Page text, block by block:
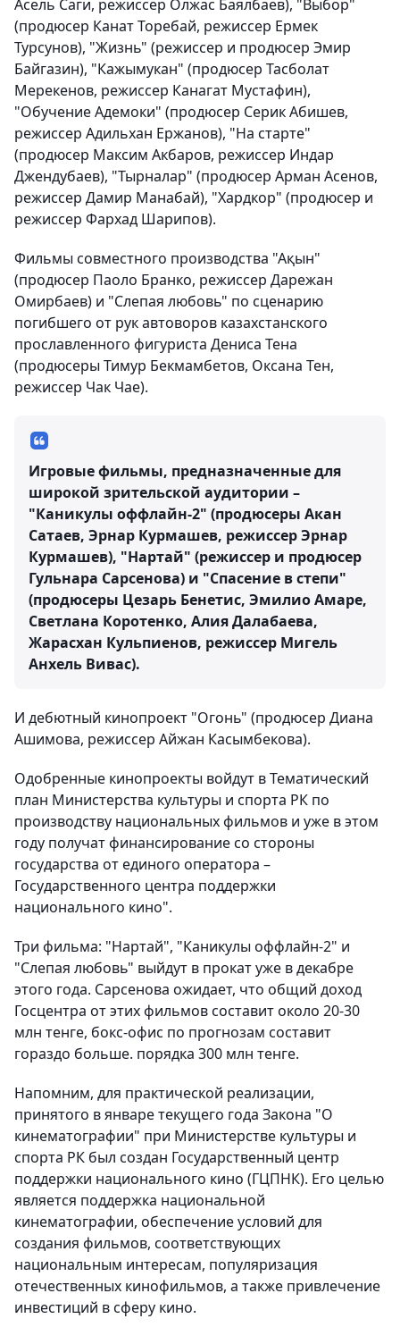
Асель Саги, режиссер Олжас Баялбаев), "Выбор"
(продюсер Канат Торебай, режиссер Ермек
Турсунов), "Жизнь" (режиссер и продюсер Эмир
Байгазин), "Кажымукан" (продюсер Тасболат
Мерекенов, режиссер Канагат Мустафин),
"Обучение Адемоки" (продюсер Серик Абишев,
режиссер Адильхан Ержанов), "На старте"
(продюсер Максим Акбаров, режиссер Индар
Джендубаев), "Тырналар" (продюсер Арман Асенов,
режиссер Дамир Манабай), "Хардкор" (продюсер и
режиссер Фархад Шарипов).
Фильмы совместного производства "Ақын"
(продюсер Паоло Бранко, режиссер Дарежан
Омирбаев) и "Слепая любовь" по сценарию
погибшего от рук автоворов казахстанского
прославленного фигуриста Дениса Тена
(продюсеры Тимур Бекмамбетов, Оксана Тен,
режиссер Чак Чае).
Игровые фильмы, предназначенные для
широкой зрительской аудитории –
"Каникулы оффлайн-2" (продюсеры Акан
Сатаев, Эрнар Курмашев, режиссер Эрнар
Курмашев), "Нартай" (режиссер и продюсер
Гульнара Сарсенова) и "Спасение в степи"
(продюсеры Цезарь Бенетис, Эмилио Амаре,
Светлана Коротенко, Алия Далабаева,
Жарасхан Кульпиенов, режиссер Мигель
Анхель Вивас).
И дебютный кинопроект "Огонь" (продюсер Диана
Ашимова, режиссер Айжан Касымбекова).
Одобренные кинопроекты войдут в Тематический
план Министерства культуры и спорта РК по
производству национальных фильмов и уже в этом
году получат финансирование со стороны
государства от единого оператора –
Государственного центра поддержки
национального кино".
Три фильма: "Нартай", "Каникулы оффлайн-2" и
"Слепая любовь" выйдут в прокат уже в декабре
этого года. Сарсенова ожидает, что общий доход
Госцентра от этих фильмов составит около 20-30
млн тенге, бокс-офис по прогнозам составит
гораздо больше. порядка 300 млн тенге.
Напомним, для практической реализации,
принятого в январе текущего года Закона "О
кинематографии" при Министерстве культуры и
спорта РК был создан Государственный центр
поддержки национального кино (ГЦПНК). Его целью
является поддержка национальной
кинематографии, обеспечение условий для
создания фильмов, соответствующих
национальным интересам, популяризация
отечественных кинофильмов, а также привлечение
инвестиций в сферу кино.